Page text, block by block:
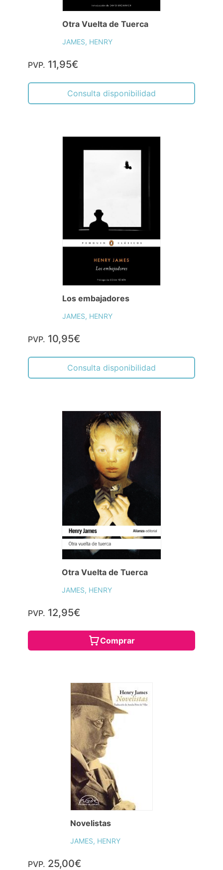
Otra Vuelta de Tuerca
JAMES, HENRY
PVP. 11,95€
Consulta disponibilidad
Los embajadores
JAMES, HENRY
PVP. 10,95€
Consulta disponibilidad
Otra Vuelta de Tuerca
JAMES, HENRY
PVP. 12,95€
Comprar
Novelistas
JAMES, HENRY
PVP. 25,00€